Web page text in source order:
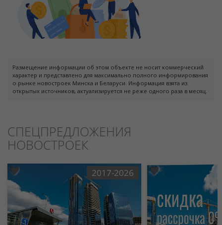
Размещение информации об этом объекте не носит коммерческий
характер и представлено для максимально полного информирования
о рынке новостроек Минска и Беларуси. Информация взята из
открытых источников, актуализируется не реже одного раза в месяц.
СПЕЦПРЕДЛОЖЕНИЯ
НОВОСТРОЕК
2017-2026